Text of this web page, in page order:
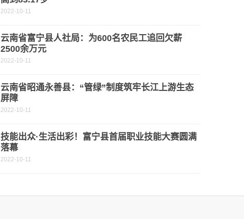
2022-10-11
云南省富宁县人社局：为600名农民工追回欠薪
2500余万元
2022-10-11
云南省昭通永善县：“管绿”制度筑牢长江上游生态
屏障
2022-10-11
技能出众·生活出彩！富宁县首届职业技能大赛圆满
落幕
2022-10-11